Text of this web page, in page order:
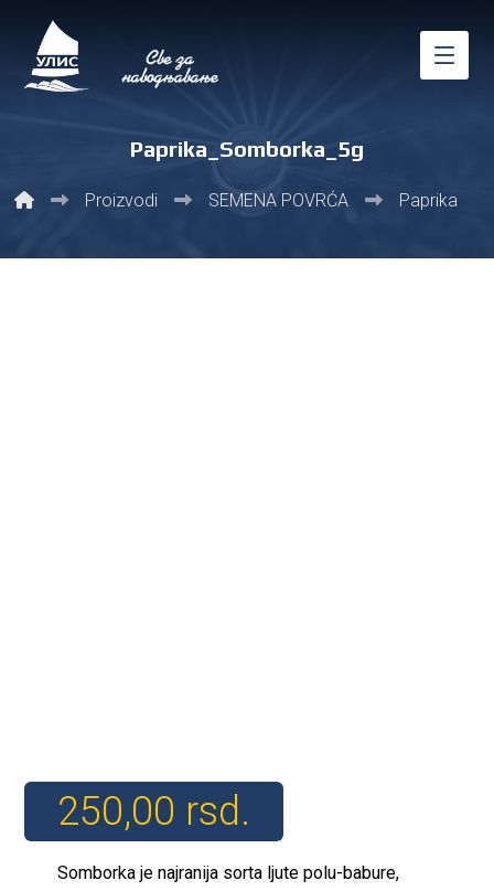
Paprika_Somborka_5g
Proizvodi SEMENA POVRĆA Paprika
250,00 rsd.
Somborka je najranija sorta ljute polu-babure,